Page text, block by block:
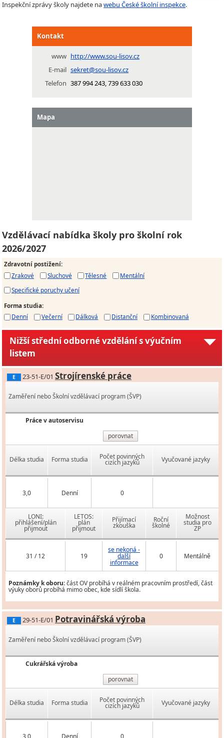
Inspekční zprávy školy najdete nawebu České školní inspekce.
Kontakt
www http://www.sou-lisov.cz
E-mail sekret@sou-lisov.cz
Telefon 387 994 243, 739 633 030
Mapa
Vzdělávací nabídka školy pro školní rok
2026/2027
Zdravotní postižení:
Zrakové
Sluchové Tělesné
Mentální
Specifické poruchy učení
Forma studia:
Denní
Večerní Dálková Distanční Kombinovaná
Nižší střední odborné vzdělání s výučním
listem
E 23-51-E/01 Strojírenské práce
Zaměření nebo Školní vzdělávací program (ŠVP)
Práce v autoservisu
porovnat
Délka studia Forma studia Počet povinných
cizích jazyků Vyučované jazyky
3,0 Denní 0
LONI:
přihlášení/plán
přijmout
LETOS:
plán
přijmout
Přijímací
zkouška
Roční
školné
Možnost
studia pro
ZP
31 / 12 19
se nekoná -
další
informace
0 Mentálně
Poznámky k oboru:část OV probíhá v reálném pracovním prostředí, část
výuky oborů probíhá mimo obec, kde sídlí škola.
E 29-51-E/01 Potravinářská výroba
Zaměření nebo Školní vzdělávací program (ŠVP)
Cukrářská výroba
porovnat
Délka studia Forma studia Počet povinných
cizích jazyků Vyučované jazyky